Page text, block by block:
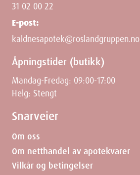
31 02 00 22
E-post:
kaldnesapotek@roslandgruppen.no
Åpningstider (butikk)
Mandag-Fredag: 09:00-17:00
Helg: Stengt
Snarveier
Om oss
Om netthandel av apotekvarer
Vilkår og betingelser